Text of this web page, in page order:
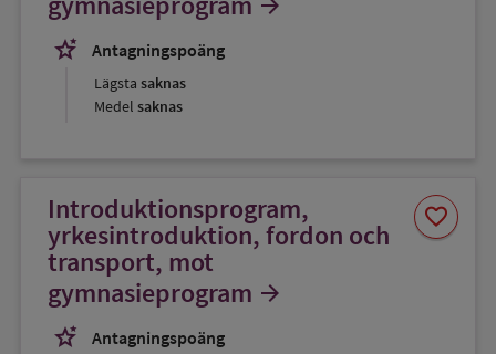
stars_2
Antagningspoäng
Lägsta saknas
Medel saknas
Introduktionsprogram,
yrkesintroduktion, fordon och
transport, mot
gymnasieprogram arrow_forward
stars_2
Antagningspoäng
favorite
Spara
som